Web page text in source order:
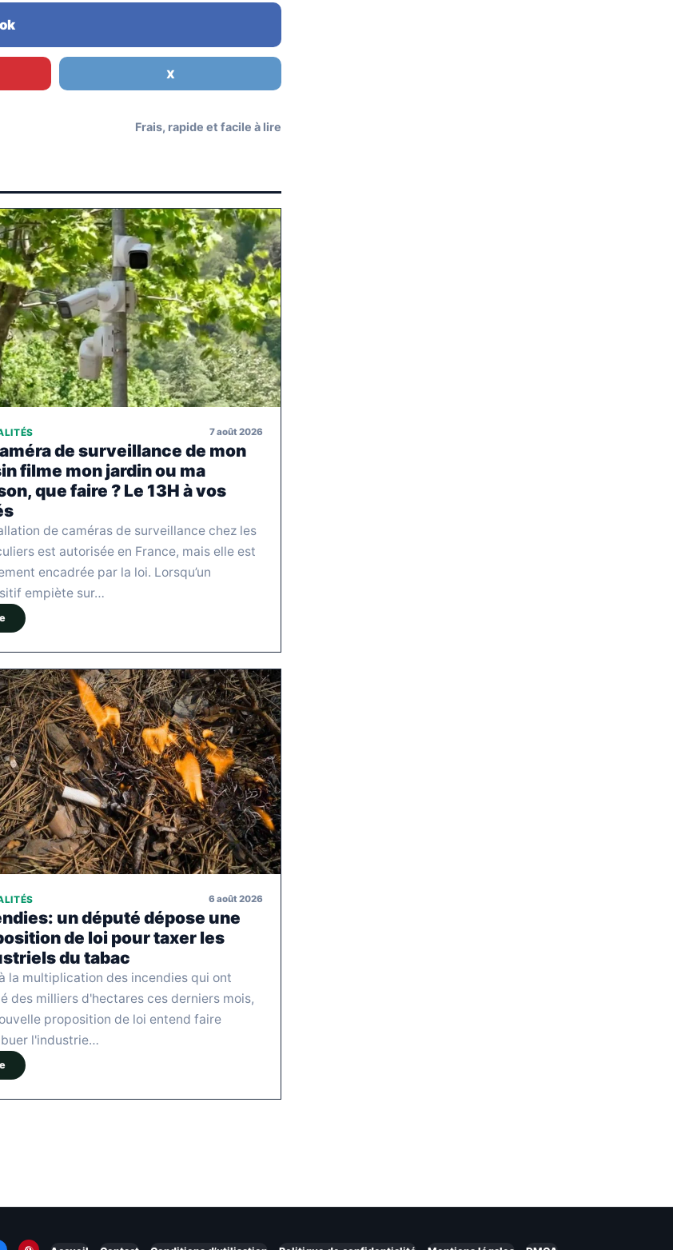
X
Frais, rapide et facile à lire
7 août 2026
de surveillance de mon
filme mon jardin ou ma
que faire ? Le 13H à vos
de caméras de surveillance chez les
est autorisée en France, mais elle est
encadrée par la loi. Lorsqu’un
empiète sur…
6 août 2026
un député dépose une
de loi pour taxer les
du tabac
la multiplication des incendies qui ont
des milliers d'hectares ces derniers mois,
proposition de loi entend faire
l'industrie…